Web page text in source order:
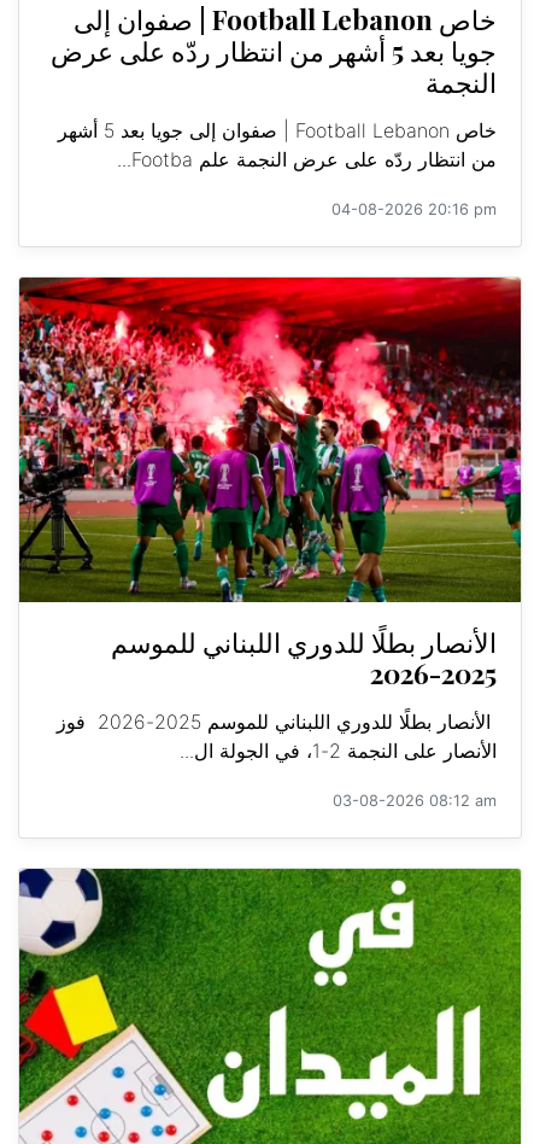
خاص Football Lebanon | صفوان إلى
جويا بعد 5 أشهر من انتظار ردّه على عرض
النجمة
خاص Football Lebanon | صفوان إلى جويا بعد 5 أشهر
من انتظار ردّه على عرض النجمة علم Footba...
04-08-2026 20:16 pm
الأنصار بطلًا للدوري اللبناني للموسم
2025-2026
الأنصار بطلًا للدوري اللبناني للموسم 2025-2026 فوز
الأنصار على النجمة 2-1، في الجولة ال...
03-08-2026 08:12 am